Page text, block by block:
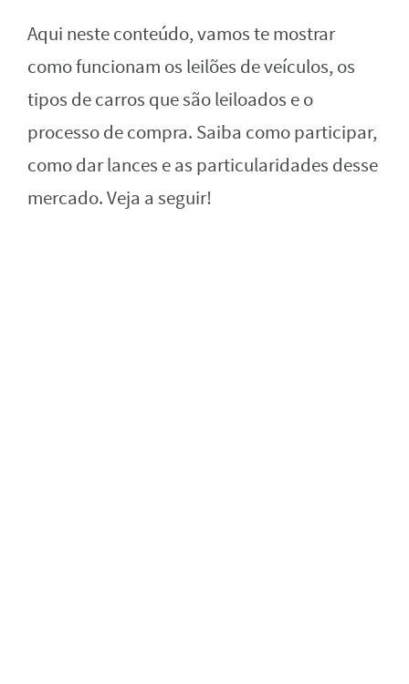
Aqui neste conteúdo, vamos te mostrar
como funcionam os leilões de veículos, os
tipos de carros que são leiloados e o
processo de compra. Saiba como participar,
como dar lances e as particularidades desse
mercado. Veja a seguir!